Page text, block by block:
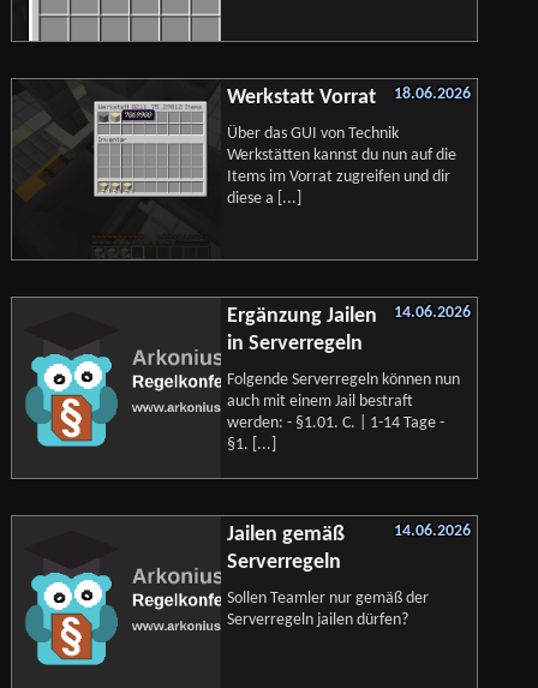
Werkstatt Vorrat 18.06.2026
Über das GUI von Technik
Werkstätten kannst du nun auf die
Items im Vorrat zugreifen und dir
diese a [...]
Ergänzung Jailen
in Serverregeln
14.06.2026
Folgende Serverregeln können nun
auch mit einem Jail bestraft
werden: - §1.01. C. | 1-14 Tage -
§1. [...]
Jailen gemäß
Serverregeln
14.06.2026
Sollen Teamler nur gemäß der
Serverregeln jailen dürfen?